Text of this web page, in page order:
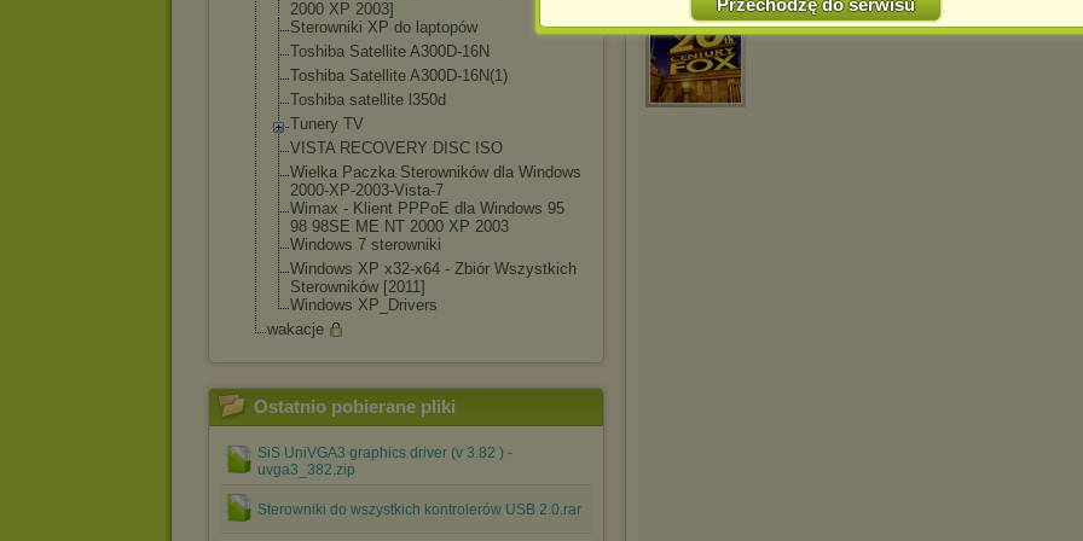
Jednocześnie informujemy że zmiana ustawień przeglądarki może
spowodować ograniczenie korzystania ze strony Chomikuj.pl.
W przypadku braku twojej zgody na akceptację cookies niestety
prosimy o opuszczenie serwisu chomikuj.pl.
Istnieje możliwość zmiany ustawień przeglądarki internetowej w
sposób uniemożliwiający przechowywanie plików cookies na
Pełną informację na ten temat znajdziesz pod adresem
2000 XP 2003]
Sterowniki XP do laptopów
Toshiba Satellite A300D-16N
Toshiba Satellite A300D-16N(1)
Toshiba satellite l350d
Tunery TV
VISTA RECOVERY DISC ISO
Wielka Paczka Sterowników dla Windows
2000-XP-2003-Vista-7
Wimax - Klient PPPoE dla Windows 95
98 98SE ME NT 2000 XP 2003
Windows 7 sterowniki
Windows XP x32-x64 - Zbiór Wszystkich
Sterowników [2011]
Windows XP_Drivers
wakacje
Ostatnio pobierane pliki
SiS UniVGA3 graphics driver (v 3.82 ) -
uvga3_382.zip
Sterowniki do wszystkich kontrolerów USB 2.0.rar
FILMY--2017chomikuj napisano